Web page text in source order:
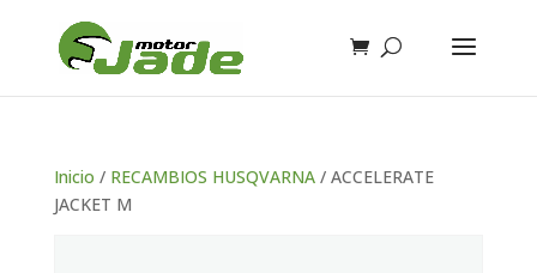
Inicio / RECAMBIOS HUSQVARNA/ ACCELERATE
JACKET M